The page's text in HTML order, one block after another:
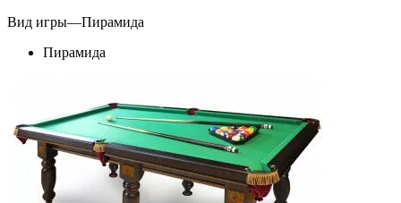
Вид игры—Пирамида
Пирамида